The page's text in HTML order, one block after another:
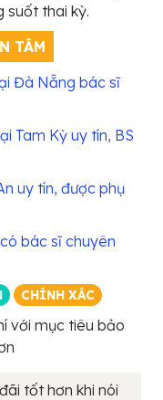
suốt thai kỳ.
TÂM
Đà Nẵng bác sĩ
Tam Kỳ uy tín, BS
uy tín, được phụ
bác sĩ chuyên
CHÍNH XÁC
với mục tiêu bảo
tốt hơn khi nói